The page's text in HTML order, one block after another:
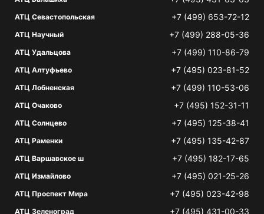
АТЦ Севастопольская +7 (499) 653-72-12
АТЦ Научный +7 (499) 288-05-36
АТЦ Удальцова +7 (499) 110-86-79
АТЦ Алтуфьево +7 (495) 023-81-52
АТЦ Лобненская +7 (499) 110-53-06
АТЦ Очаково +7 (495) 152-31-11
АТЦ Солнцево +7 (495) 125-38-41
АТЦ Раменки +7 (495) 135-42-87
АТЦ Варшавское ш +7 (495) 182-17-65
АТЦ Измайлово +7 (495) 021-25-26
АТЦ Проспект Мира +7 (495) 023-42-98
АТЦ Зеленоград +7 (495) 431-00-33